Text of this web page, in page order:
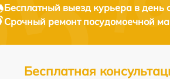
Бесплатный выезд курьера в день
Срочный ремонт посудомоечной
Бесплатная